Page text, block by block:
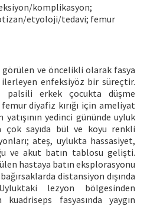
komplikasyon;
etyoloji/tedavi; femur
ve öncelikli olarak fasya
enfeksiyöz bir süreçtir.
palsili erkek çocukta düşme
diyafiz kırığı için ameliyat
yatışının yedinci gününde uyluk
çok sayıda bül ve koyu renkli
ateş, uylukta hassasiyet,
ve akut batın tablosu gelişti.
hastaya batın eksplorasyonu
distansiyon dışında
lezyon bölgesinden
fasyasında yaygın